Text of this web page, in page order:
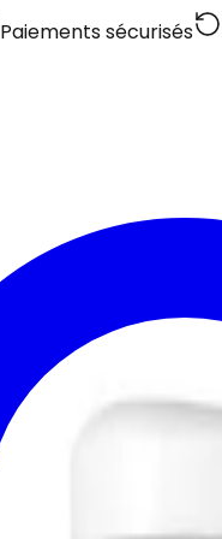
Paiements sécurisés